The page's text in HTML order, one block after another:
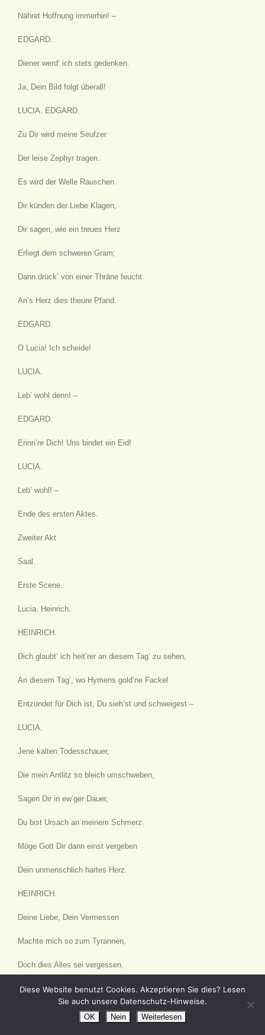
Nähret Hoffnung immerhin! –
EDGARD.
Diener werd’ ich stets gedenken.
Ja, Dein Bild folgt überall!
LUCIA. EDGARD.
Zu Dir wird meine Seufzer
Der leise Zephyr tragen.
Es wird der Welle Rauschen
Dir künden der Liebe Klagen,
Dir sagen, wie ein treues Herz
Erliegt dem schweren Gram;
Dann drück’ von einer Thräne feucht
An’s Herz dies theure Pfand.
EDGARD.
O Lucia! Ich scheide!
LUCIA.
Leb’ wohl denn! –
EDGARD.
Erinn’re Dich! Uns bindet ein Eid!
LUCIA.
Leb’ wohl! –
Ende des ersten Aktes.
Zweiter Akt
Saal.
Erste Scene.
Lucia. Heinrich.
HEINRICH.
Dich glaubt’ ich heit’rer an diesem Tag’ zu sehen,
An diesem Tag’, wo Hymens gold’ne Fackel
Entzündet für Dich ist, Du sieh’st und schweigest –
LUCIA.
Jene kalten Todesschauer,
Die mein Antlitz so bleich umschweben,
Sagen Dir in ew’ger Dauer,
Du bist Ursach an meinem Schmerz.
Möge Gott Dir dann einst vergeben
Dein unmenschlich hartes Herz.
HEINRICH.
Deine Liebe, Dein Vermessen
Machte mich so zum Tyrannen,
Doch dies Alles sei vergessen,
Ja, es spricht Dir Dein Bruder zu.
Ich konnte meinen Zorn verbannen,
Diese Website benutzt Cookies. Akzeptieren Sie dies? Lesen
Sie auch unsere Datenschutz-Hinweise.
OK Nein Weiterlesen